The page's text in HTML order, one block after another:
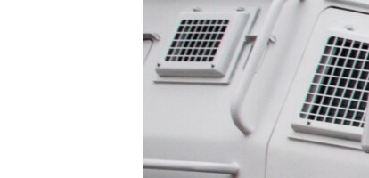
КРЫМ.НЕПОКОРЕННЫЙ